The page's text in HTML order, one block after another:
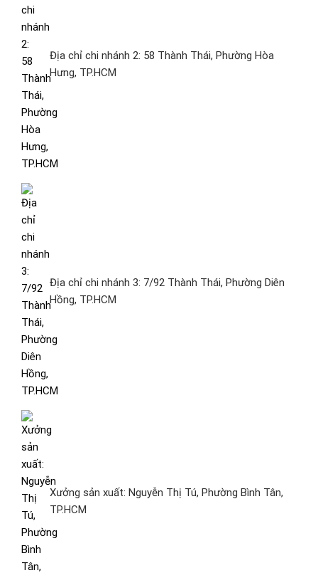
Địa chỉ chi nhánh 2: 58 Thành Thái, Phường Hòa
Hưng, TP.HCM
Địa chỉ chi nhánh 3: 7/92 Thành Thái, Phường Diên
Hồng, TP.HCM
Xưởng sản xuất: Nguyễn Thị Tú, Phường Bình Tân,
TP.HCM